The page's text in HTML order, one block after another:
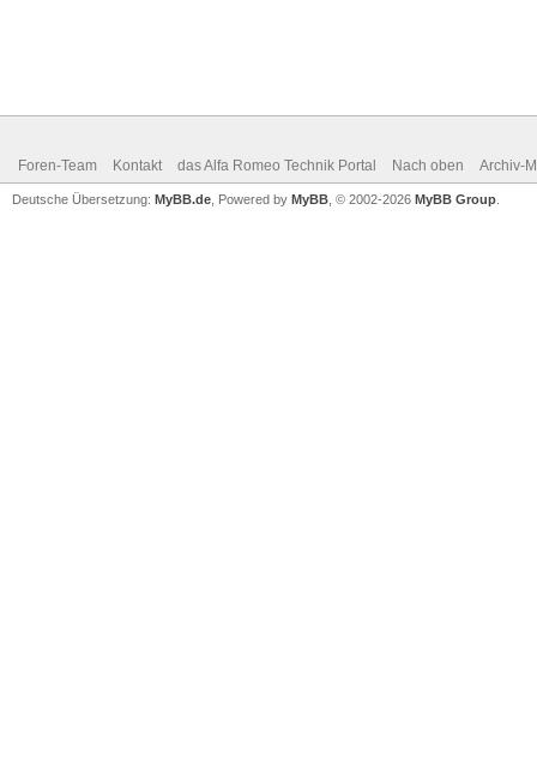
Foren-Team Kontakt das Alfa Romeo Technik Portal Nach oben Archiv-
Deutsche Übersetzung: MyBB.de , Powered by MyBB , © 2002-2026 MyBB Group